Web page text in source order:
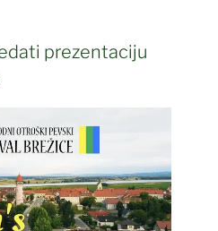
prezentaciju